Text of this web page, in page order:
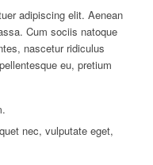
adipiscing elit. Aenean
Cum sociis natoque
nascetur ridiculus
eu, pretium
nec, vulputate eget,